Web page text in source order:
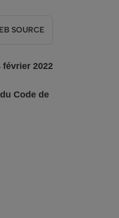
SOURCE
février 2022
Code de